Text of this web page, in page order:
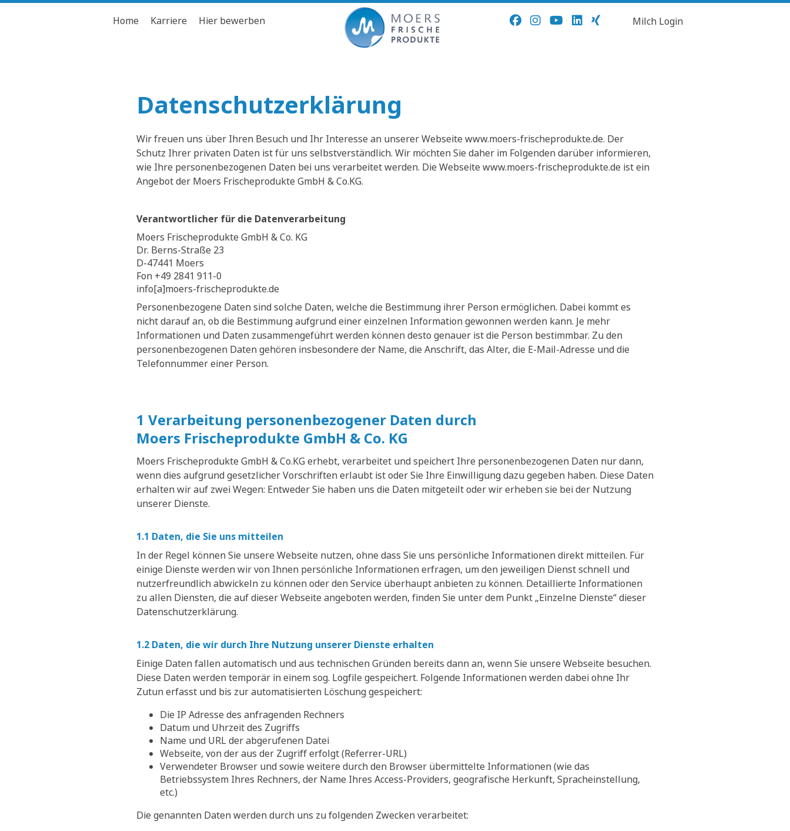
Home Karriere Hier bewerben Milch Login
Datenschutzerklärung
Wir freuen uns über Ihren Besuch und Ihr Interesse an unserer Webseite www.moers-frischeprodukte.de. Der
Schutz Ihrer privaten Daten ist für uns selbstverständlich. Wir möchten Sie daher im Folgenden darüber informieren,
wie Ihre personenbezogenen Daten bei uns verarbeitet werden. Die Webseite www.moers-frischeprodukte.de ist ein
Angebot der Moers Frischeprodukte GmbH & Co.KG.
Verantwortlicher für die Datenverarbeitung
Moers Frischeprodukte GmbH & Co. KG
Dr. Berns-Straße 23
D-47441 Moers
Fon +49 2841 911-0
info[a]moers-frischeprodukte.de
Personenbezogene Daten sind solche Daten, welche die Bestimmung ihrer Person ermöglichen. Dabei kommt es
nicht darauf an, ob die Bestimmung aufgrund einer einzelnen Information gewonnen werden kann. Je mehr
Informationen und Daten zusammengeführt werden können desto genauer ist die Person bestimmbar. Zu den
personenbezogenen Daten gehören insbesondere der Name, die Anschrift, das Alter, die E-Mail-Adresse und die
Telefonnummer einer Person.
1 Verarbeitung personenbezogener Daten durch
Moers Frischeprodukte GmbH & Co. KG
Moers Frischeprodukte GmbH & Co.KG erhebt, verarbeitet und speichert Ihre personenbezogenen Daten nur dann,
wenn dies aufgrund gesetzlicher Vorschriften erlaubt ist oder Sie Ihre Einwilligung dazu gegeben haben. Diese Daten
erhalten wir auf zwei Wegen: Entweder Sie haben uns die Daten mitgeteilt oder wir erheben sie bei der Nutzung
unserer Dienste.
1.1 Daten, die Sie uns mitteilen
In der Regel können Sie unsere Webseite nutzen, ohne dass Sie uns persönliche Informationen direkt mitteilen. Für
einige Dienste werden wir von Ihnen persönliche Informationen erfragen, um den jeweiligen Dienst schnell und
nutzerfreundlich abwickeln zu können oder den Service überhaupt anbieten zu können. Detaillierte Informationen
zu allen Diensten, die auf dieser Webseite angeboten werden, finden Sie unter dem Punkt „Einzelne Dienste“ dieser
Datenschutzerklärung.
1.2 Daten, die wir durch Ihre Nutzung unserer Dienste erhalten
Einige Daten fallen automatisch und aus technischen Gründen bereits dann an, wenn Sie unsere Webseite besuchen.
Diese Daten werden temporär in einem sog. Logfile gespeichert. Folgende Informationen werden dabei ohne Ihr
Zutun erfasst und bis zur automatisierten Löschung gespeichert:
Die IP Adresse des anfragenden Rechners
Datum und Uhrzeit des Zugriffs
Name und URL der abgerufenen Datei
Webseite, von der aus der Zugriff erfolgt (Referrer-URL)
Verwendeter Browser und sowie weitere durch den Browser übermittelte Informationen (wie das
Betriebssystem Ihres Rechners, der Name Ihres Access-Providers, geografische Herkunft, Spracheinstellung,
etc.)
Die genannten Daten werden durch uns zu folgenden Zwecken verarbeitet: